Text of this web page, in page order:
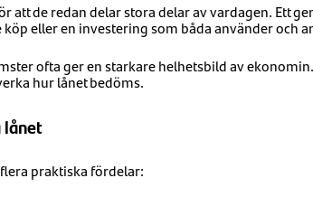
att de redan delar stora delar av vardagen. Ett
eller en investering som båda använder och
ofta ger en starkare helhetsbild av
hur lånet bedöms.
lånet
praktiska fördelar: